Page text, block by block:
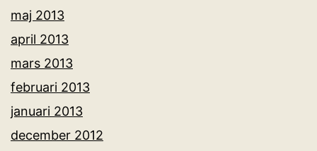
maj 2013
april 2013
mars 2013
februari 2013
januari 2013
december 2012